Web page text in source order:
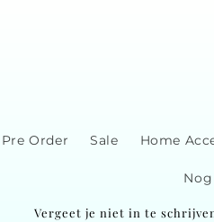
Pre Order Sale Home
Vergeet je niet in te